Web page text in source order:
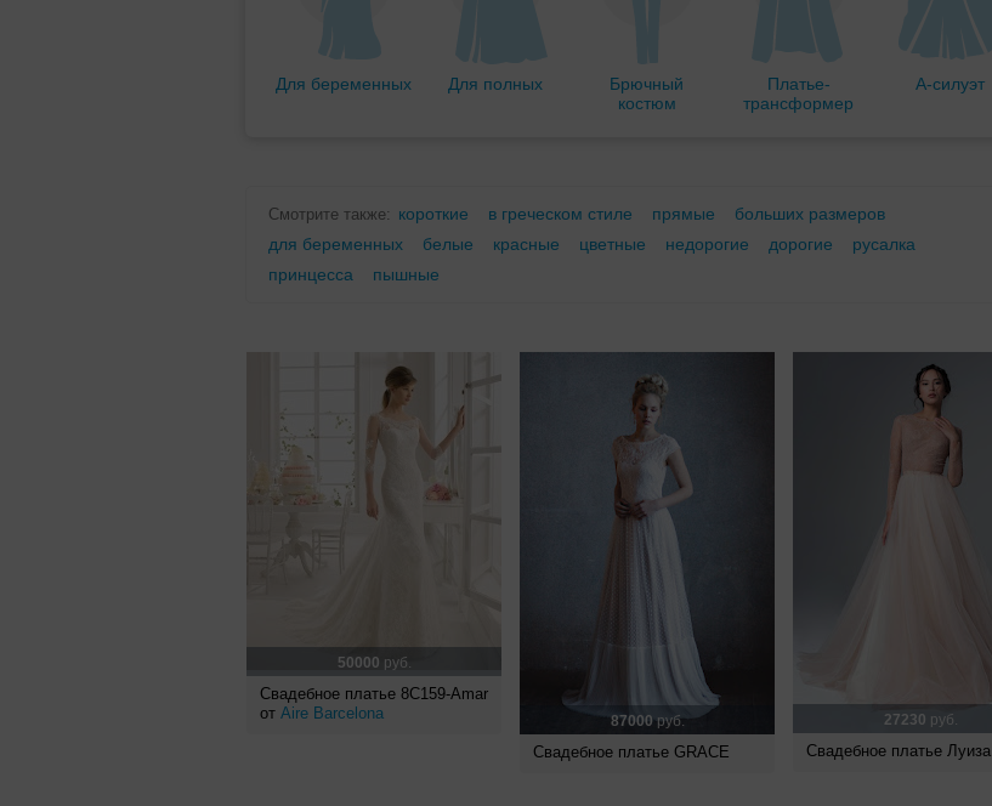
Для беременных Для полных
Брючный
костюм
Платье-
трансформер
А-силуэт
Смотрите также: короткие в греческом стиле прямые
больших размеров
для беременных
белые красные цветные недорогие дорогие
русалка
принцесса
пышные
50000 руб.
Свадебное платье 8C159-Amar
от Aire Barcelona 87000руб.
Свадебное платье GRACE
27230 руб.
Свадебное платье Луиза